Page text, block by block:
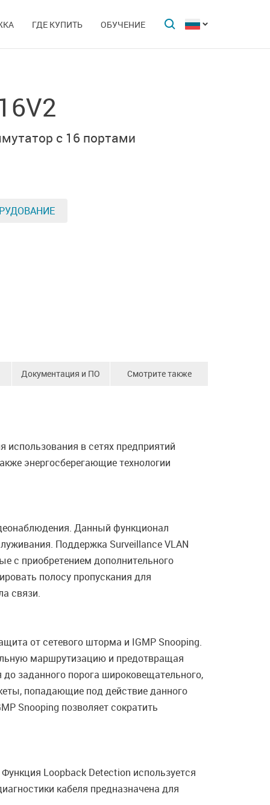
ГДЕ КУПИТЬ ОБУЧЕНИЕ
c 16 портами
Документация и ПО Смотрите также
в сетях предприятий
энергосберегающие технологии
Данный функционал
Поддержка Surveillance VLAN
с приобретением дополнительного
полосу пропускания для
связи.
от сетевого шторма и IGMP Snooping.
маршрутизацию и предотвращая
заданного порога широковещательного,
попадающие под действие данного
Snooping позволяет сократить
Loopback Detection используется
кабеля предназначена для